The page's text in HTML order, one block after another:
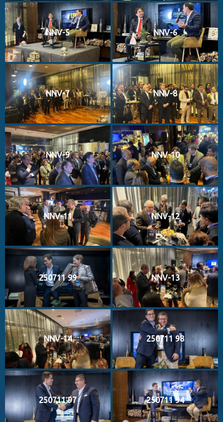
NNV-5 NNV-6
NNV-7 NNV-8
NNV-9 NNV-10
NNV-11 NNV-12
250711 99 NNV-13
NNV-14 250711 98
250711 97 250711 94